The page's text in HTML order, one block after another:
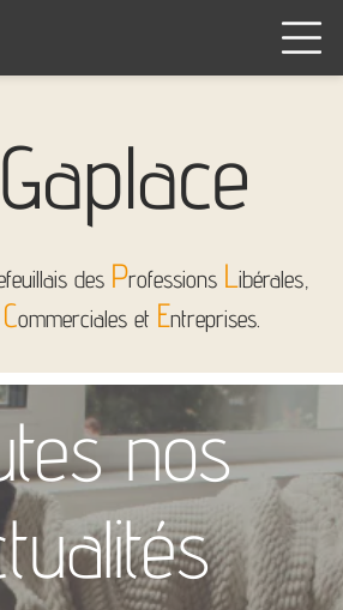
des Professions Libérales,
Commerciales et Entreprises.
nos